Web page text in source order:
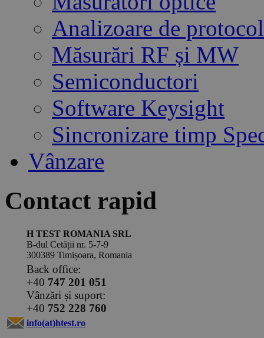
Analizoare de
Măsurări RF și MW
Semiconductori
Software Keysight
Sincronizare timp
Vânzare
Contact rapid
H TEST ROMANIA SRL
B-dul Cetății nr. 5-7-9
300389 Timișoara, Romania
Back office:
+40 747 201 051
Vânzări și suport:
+40 752 228 760
info(at)htest.ro